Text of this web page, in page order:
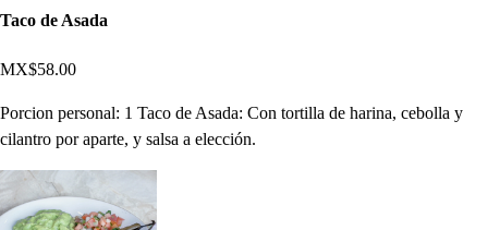
Taco de Asada
MX$58.00
Porcion personal: 1 Taco de Asada: Con tortilla de harina, cebolla y
cilantro por aparte, y salsa a elección.